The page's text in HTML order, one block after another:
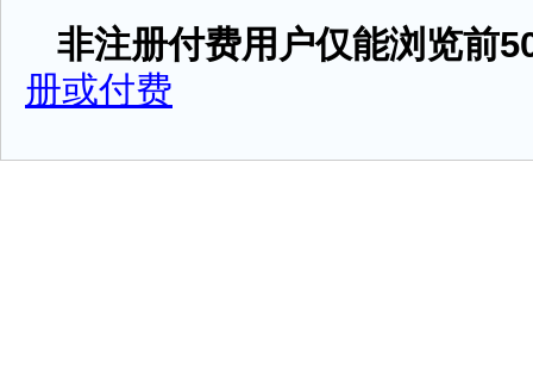
非注册付费用户仅能浏览前
册或付费